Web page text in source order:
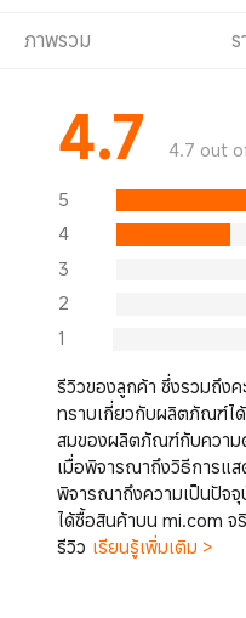
ภาพรวม ร
4.7 4.7 out
5
4
3
2
1
รีวิวของลูกค้า ซึ่งรวมถึง
ทราบเกี่ยวกับผลิตภัณฑ์ได้
สมของผลิตภัณฑ์กับความ
เมื่อพิจารณาถึงวิธีการแส
พิจารณาถึงความเป็นปัจจุ
ได้ซื้อสินค้าบน mi.com จ
รีวิว เรียนรู้เพิ่มเติม >